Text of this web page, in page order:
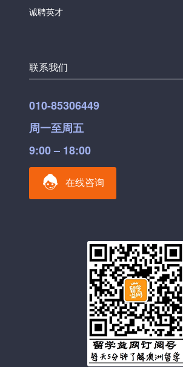
诚聘英才
联系我们
010-85306449
周一至周五
9:00 – 18:00
在线咨询